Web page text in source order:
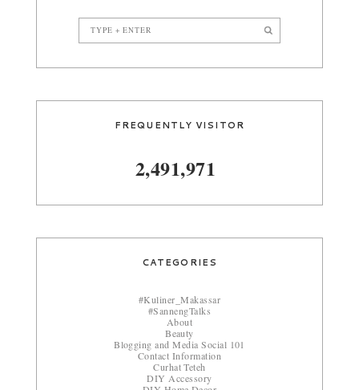
FREQUENTLY VISITOR
2,491,971
CATEGORIES
#Kuliner_Makassar
#SannengTalks
About
Beauty
Blogging and Media Social 101
Contact Information
Curhat Teteh
DIY Accessory